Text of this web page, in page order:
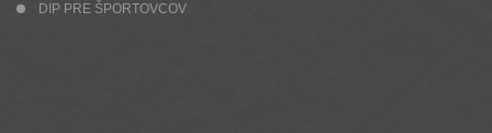
DIP PRE ŠPORTOVCOV